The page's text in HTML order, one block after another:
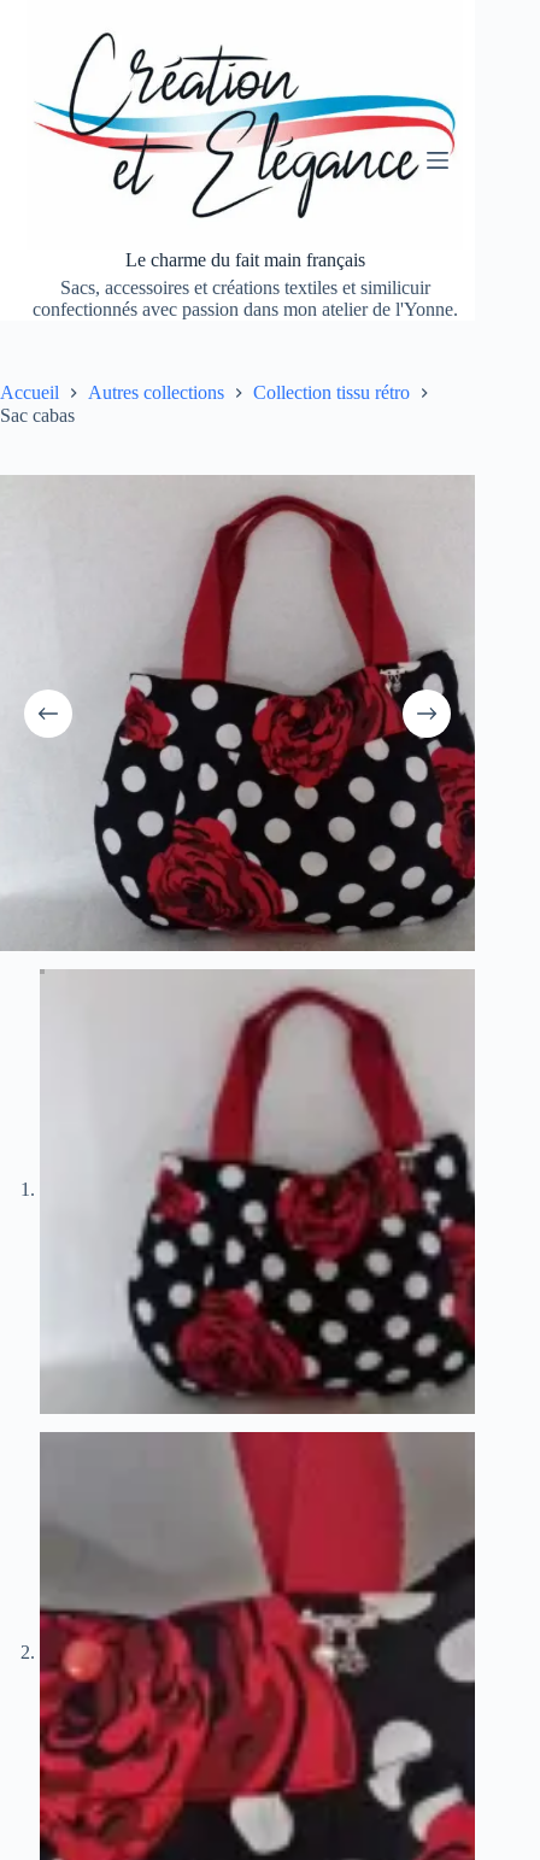
Le charme du fait main français
Sacs, accessoires et créations textiles et similicuir
confectionnés avec passion dans mon atelier de l'Yonne.
Accueil Autres collections
Collection tissu rétro
Sac cabas